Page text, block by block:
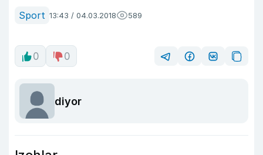
Sport 13:43 / 04.03.2018 589
0 0
diyor